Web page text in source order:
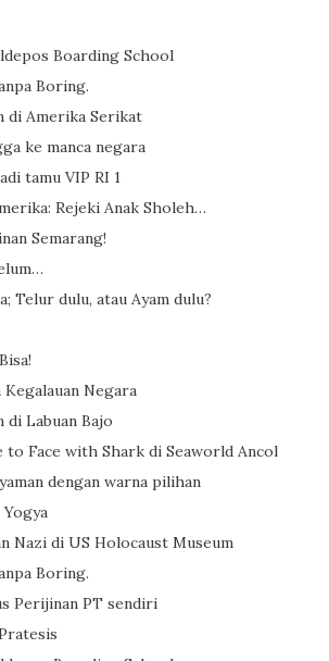
Boarding School
Boring.
di Amerika Serikat
ke manca negara
tamu VIP RI 1
Rejeki Anak Sholeh…
Semarang!
Telur dulu, atau Ayam dulu?
Kegalauan Negara
Labuan Bajo
to Face with Shark di Seaworld Ancol
dengan warna pilihan
Nazi di US Holocaust Museum
Boring.
Perijinan PT sendiri